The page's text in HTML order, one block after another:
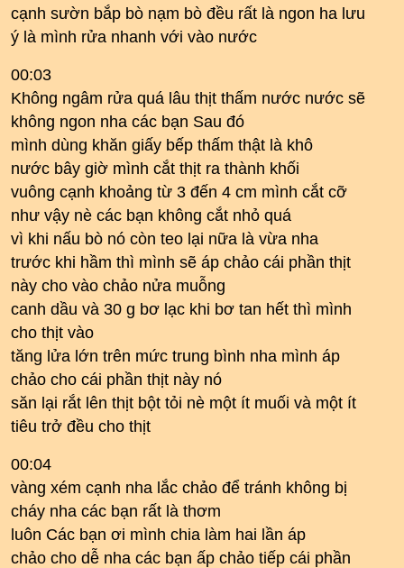
cạnh sườn bắp bò nạm bò đều rất là ngon ha lưu
ý là mình rửa nhanh với vào nước
00:03
Không ngâm rửa quá lâu thịt thấm nước nước sẽ
không ngon nha các bạn Sau đó
mình dùng khăn giấy bếp thấm thật là khô
nước bây giờ mình cắt thịt ra thành khối
vuông cạnh khoảng từ 3 đến 4 cm mình cắt cỡ
như vậy nè các bạn không cắt nhỏ quá
vì khi nấu bò nó còn teo lại nữa là vừa nha
trước khi hầm thì mình sẽ áp chảo cái phần thịt
này cho vào chảo nửa muỗng
canh dầu và 30 g bơ lạc khi bơ tan hết thì mình
cho thịt vào
tăng lửa lớn trên mức trung bình nha mình áp
chảo cho cái phần thịt này nó
săn lại rắt lên thịt bột tỏi nè một ít muối và một ít
tiêu trở đều cho thịt
00:04
vàng xém cạnh nha lắc chảo để tránh không bị
cháy nha các bạn rất là thơm
luôn Các bạn ơi mình chia làm hai lần áp
chảo cho dễ nha các bạn ấp chảo tiếp cái phần